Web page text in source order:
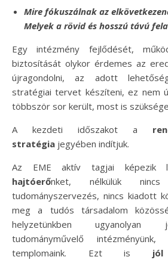
Mire fókuszálnak az
Melyek a rövid és hosszú távú
Egy intézmény fejlődését,
biztosítását olykor érdemes az
újragondolni, az adott
stratégiai tervet készíteni, ez nem
többször sor került, most is
A kezdeti időszakot a
stratégia jegyében indítjuk.
Az EME aktív tagjai képezik
hajtóerőnket, nélkülük
tudományszervezés, nincs kiadott
meg a tudós társadalom
helyzetünkben ugyanolyan
tudományművelő
templomaink. Ezt is